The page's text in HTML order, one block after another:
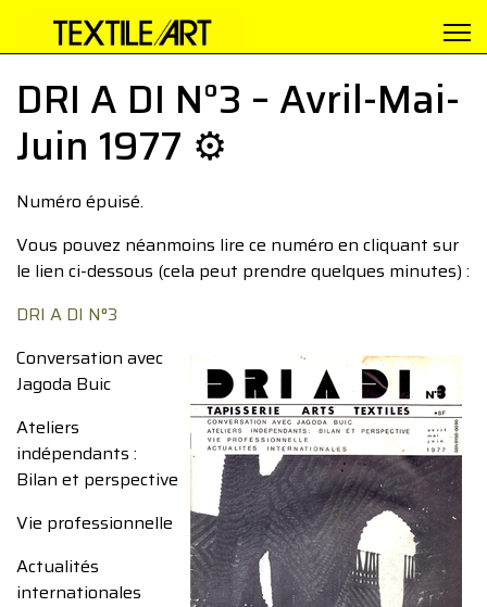
DRI A DI N°3 – Avril-Mai-
Juin 1977 ⚙️
Numéro épuisé.
Vous pouvez néanmoins lire ce numéro en cliquant sur
le lien ci-dessous (cela peut prendre quelques minutes) :
DRI A DI N°3
Conversation avec
Jagoda Buic
Ateliers
indépendants :
Bilan et perspective
Vie professionnelle
Actualités
internationales